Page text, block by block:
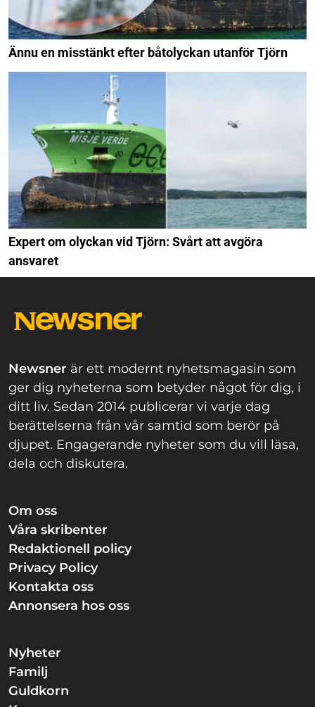
Ännu en misstänkt efter båtolyckan utanför Tjörn
Expert om olyckan vid Tjörn: Svårt att avgöra
ansvaret
Newsner är ett modernt nyhetsmagasin som
ger dig nyheterna som betyder något för dig, i
ditt liv. Sedan 2014 publicerar vi varje dag
berättelserna från vår samtid som berör på
djupet. Engagerande nyheter som du vill läsa,
dela och diskutera.
Om oss
Våra skribenter
Redaktionell policy
Privacy Policy
Kontakta oss
Annonsera hos oss
Nyheter
Familj
Guldkorn